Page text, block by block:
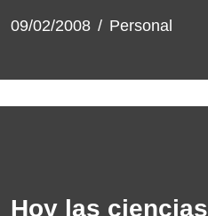
09/02/2008 Personal
Hoy las ciencias